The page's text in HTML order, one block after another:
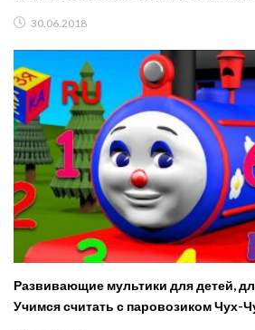
30.06.2018
Развивающие мультики для детей,
Учимся считать с паровозиком Чух-